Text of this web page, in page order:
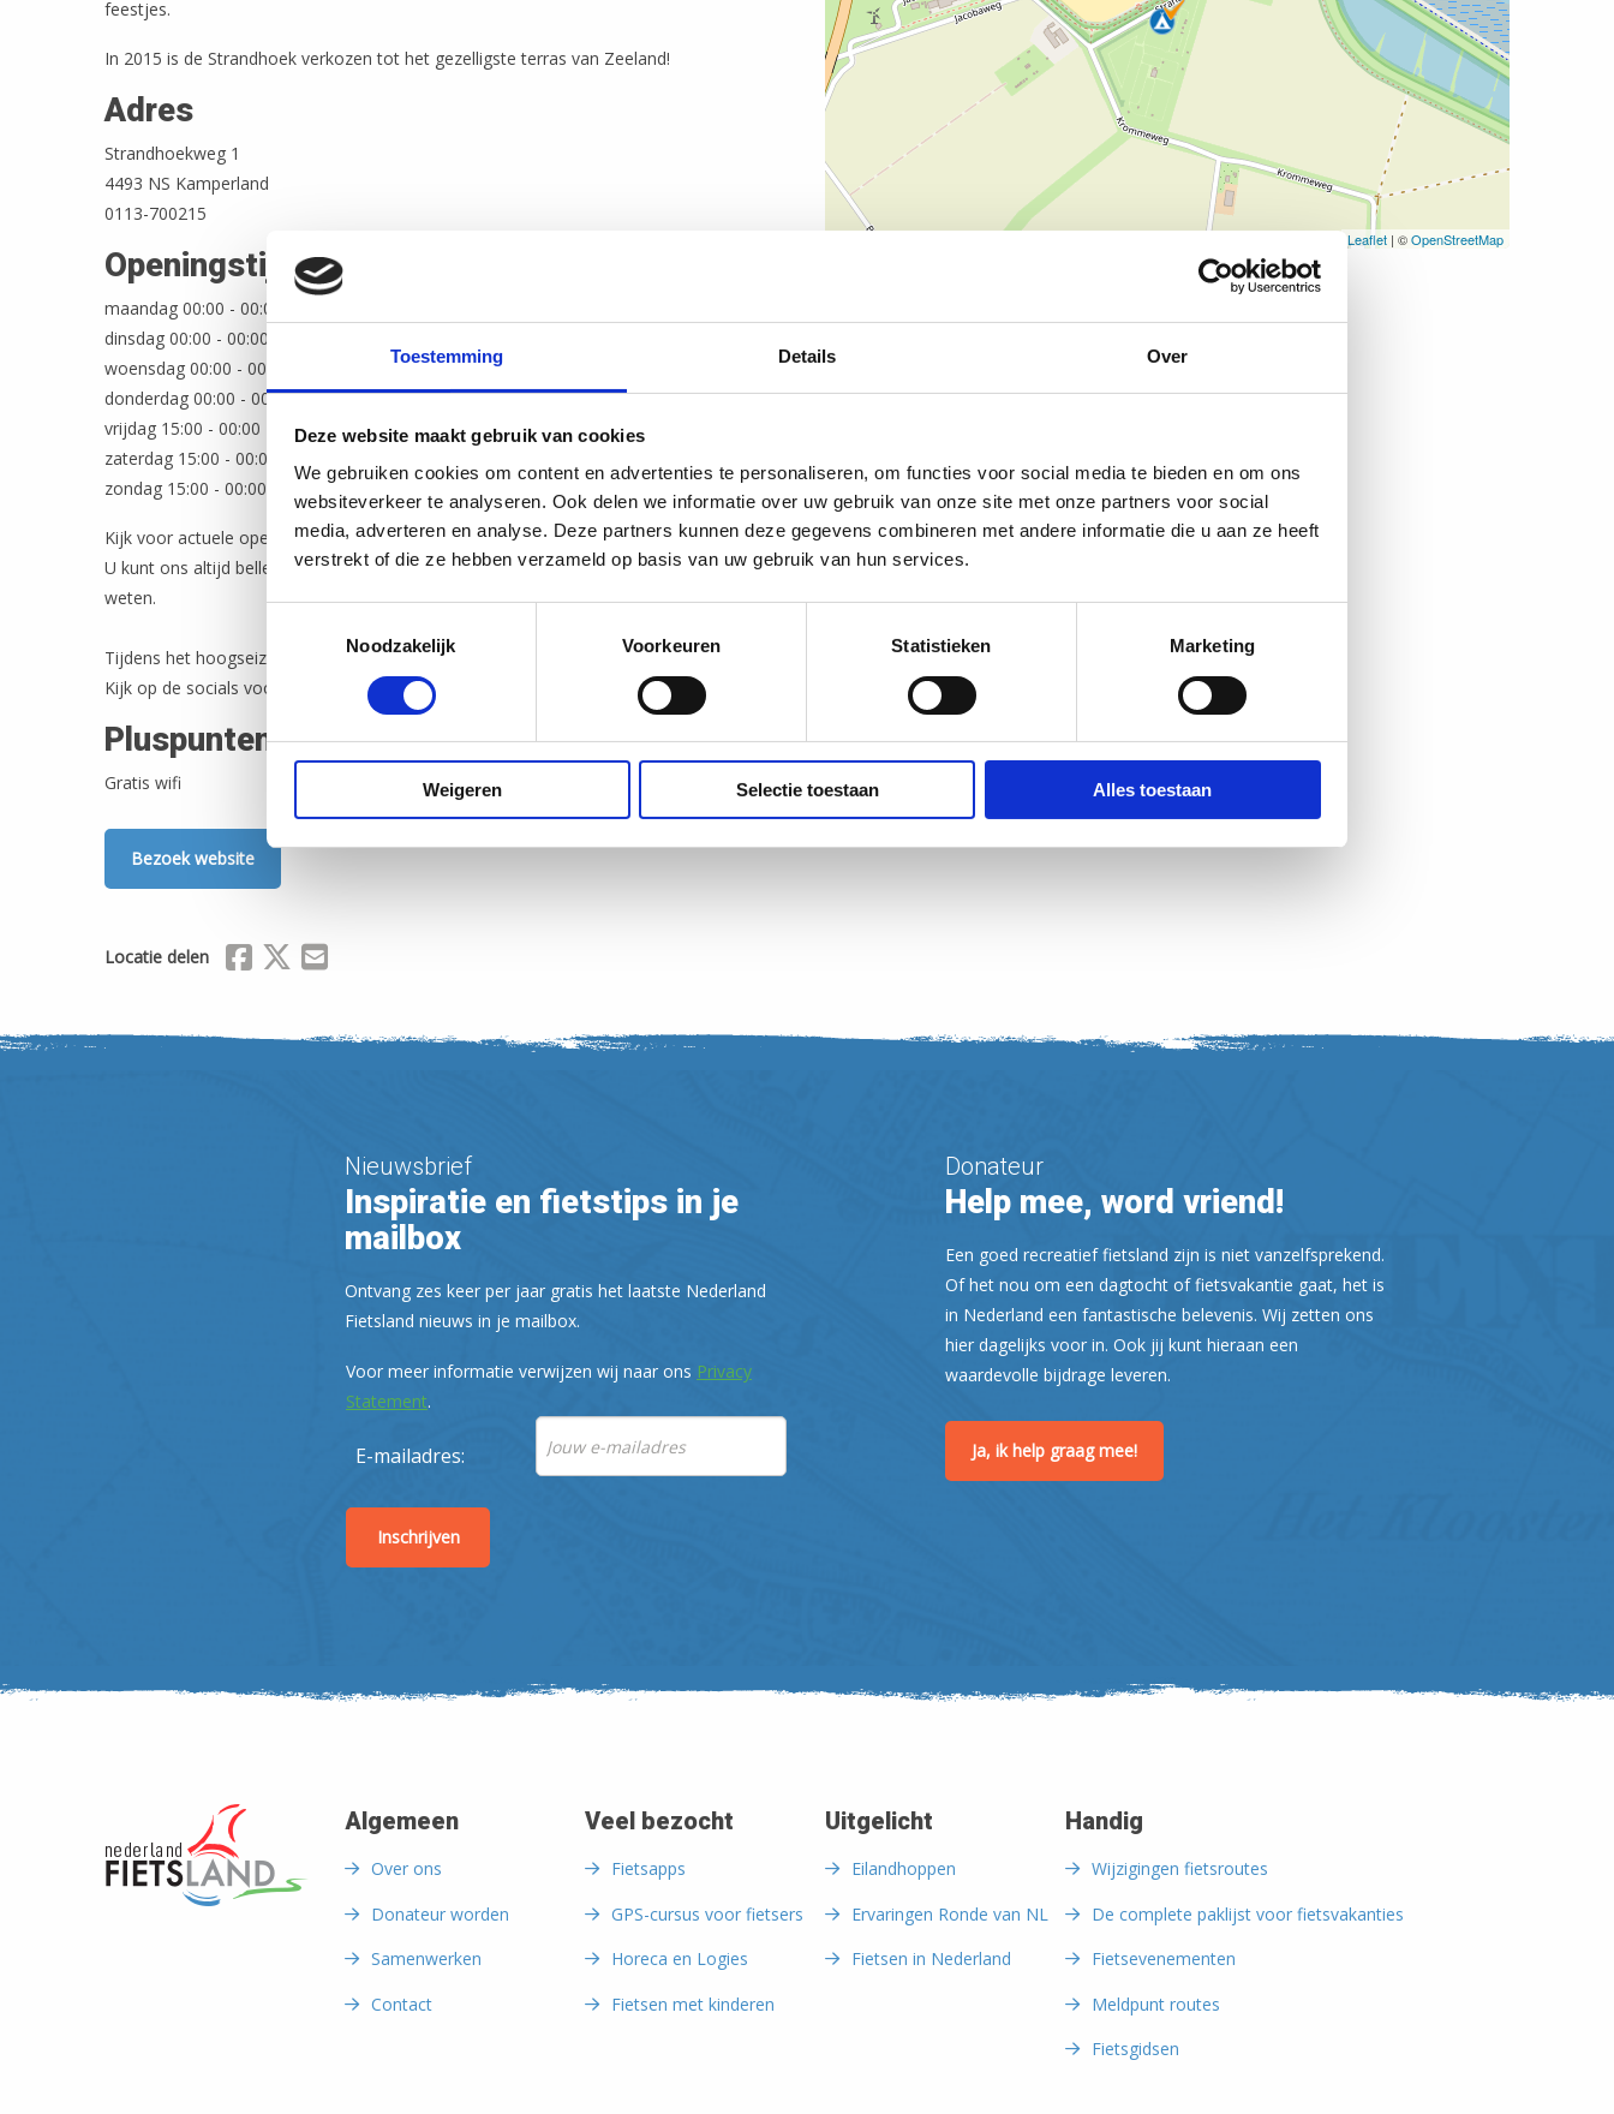
Toestemming Details Over
Deze website maakt gebruik van cookies
We gebruiken cookies om content en advertenties te personaliseren, om functies voor social media te bieden en om ons
websiteverkeer te analyseren. Ook delen we informatie over uw gebruik van onze site met onze partners voor social
media, adverteren en analyse. Deze partners kunnen deze gegevens combineren met andere informatie die u aan ze heeft
verstrekt of die ze hebben verzameld op basis van uw gebruik van hun services.
Noodzakelijk
Voorkeuren Statistieken Marketing
Weigeren Selectie toestaan Alles toestaan
feestjes.
In 2015 is de Strandhoek verkozen tot het gezelligste terras van Zeeland!
Adres
Strandhoekweg 1
4493 NS Kamperland
0113-700215
Openingstijden
maandag 00:00 - 00:00
dinsdag 00:00 - 00:00
woensdag 00:00 - 00:00
donderdag 00:00 - 00:00
vrijdag 15:00 - 00:00
zaterdag 15:00 - 00:00
zondag 15:00 - 00:00
Kijk voor actuele openingstijden op onze website.
U kunt ons altijd bellen 0113-371236 als u de exacte tijd voor een bepaalde dag wilt
weten.
Tijdens het hoogseizoen zullen er op dinsdag en op de donderdag een Foodtruck staan.
Kijk op de socials voor meer informatie.
Pluspunten
Gratis wifi
Bezoek website
Locatie delen Delen via Facebook
Delen via X (Twitter)
Delen via Mail
Leaflet | ©OpenStreetMap
Leaflet| ©
Nieuwsbrief
Inspiratie en fietstips in je
mailbox
Ontvang zes keer per jaar gratis het laatste Nederland
Fietsland nieuws in je mailbox.
Voor meer informatie verwijzen wij naar ons Privacy
Statement.
E-mailadres:
Donateur
Help mee, word vriend!
Een goed recreatief fietsland zijn is niet vanzelfsprekend.
Of het nou om een dagtocht of fietsvakantie gaat, het is
in Nederland een fantastische belevenis. Wij zetten ons
hier dagelijks voor in. Ook jij kunt hieraan een
waardevolle bijdrage leveren.
Ja, ik help graag mee!
Algemeen
Over ons
Donateur worden
Samenwerken
Contact
Veel bezocht
Fietsapps
GPS-cursus voor fietsers
Horeca en Logies
Fietsen met kinderen
Uitgelicht
Eilandhoppen
Ervaringen Ronde van NL
Fietsen in Nederland
Handig
Wijzigingen fietsroutes
De complete paklijst voor fietsvakanties
Fietsevenementen
Meldpunt routes
Fietsgidsen